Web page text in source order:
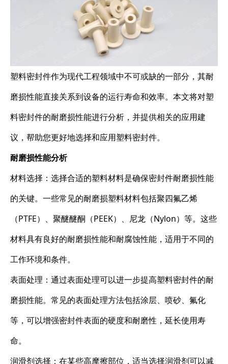
塑料密封件作为现代工程领域中不可或缺的一部分，其耐
磨损性能直接关系到设备的运行寿命和效率。本文将对塑
料密封件的耐磨损性能进行分析，并提供相关的应用建
议，帮助您更好地选择和应用塑料密封件。
耐磨损性能分析
材料选择：选择合适的塑料材料是确保密封件耐磨损性能
的关键。一些常见的耐磨损塑料材料包括聚四氟乙烯
（PTFE）、聚醚醚酮（PEEK）、尼龙（Nylon）等。这些
材料具有良好的耐磨损性能和耐腐蚀性能，适用于不同的
工作环境和条件。
表面处理：通过表面处理可以进一步提高塑料密封件的耐
磨损性能。常见的表面处理方法包括涂层、喷砂、氟化
等，可以增强密封件表面的硬度和耐磨性，延长使用寿
命。
润滑剂选择：在某些高摩擦部位，适当选择润滑剂可以减